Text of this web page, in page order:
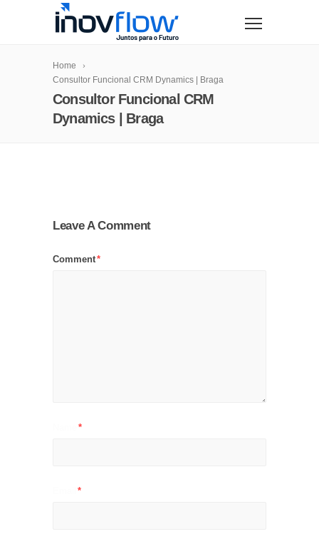
Home
Consultor Funcional CRM Dynamics | Braga
Consultor Funcional CRM
Dynamics | Braga
Leave A Comment
Comment*
*
*